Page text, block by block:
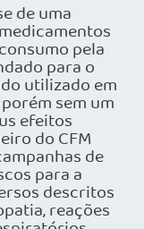
de uma
pela
para o
utilizado em
sem um
efeitos
do CFM
de
para a
descritos
reações